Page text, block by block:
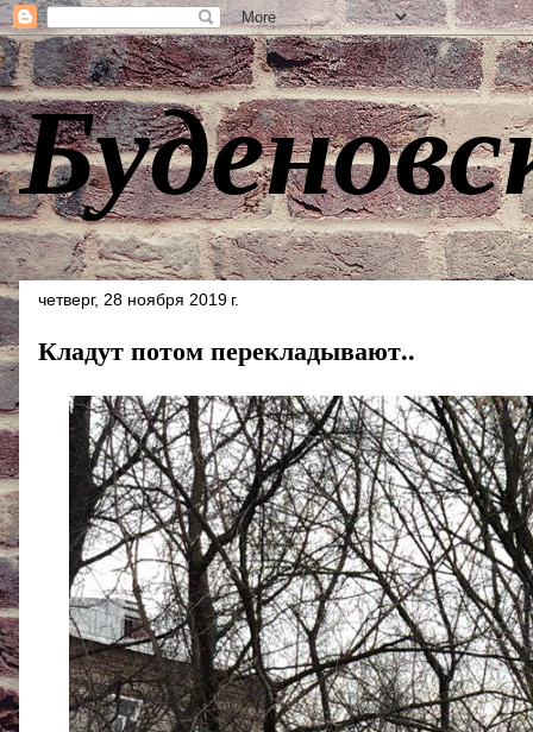
четверг, 28 ноября 2019 г.
Кладут потом перекладывают..